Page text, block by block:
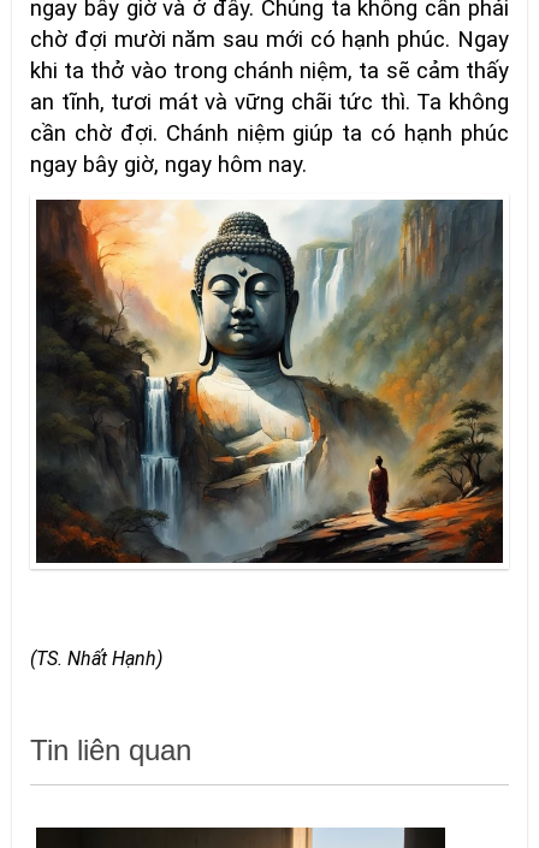
ngay bây giờ và ở đây. Chúng ta không cần phải
chờ đợi mười năm sau mới có hạnh phúc. Ngay
khi ta thở vào trong chánh niệm, ta sẽ cảm thấy
an tĩnh, tươi mát và vững chãi tức thì. Ta không
cần chờ đợi. Chánh niệm giúp ta có hạnh phúc
ngay bây giờ, ngay hôm nay.
(TS. Nhất Hạnh)
Tin liên quan